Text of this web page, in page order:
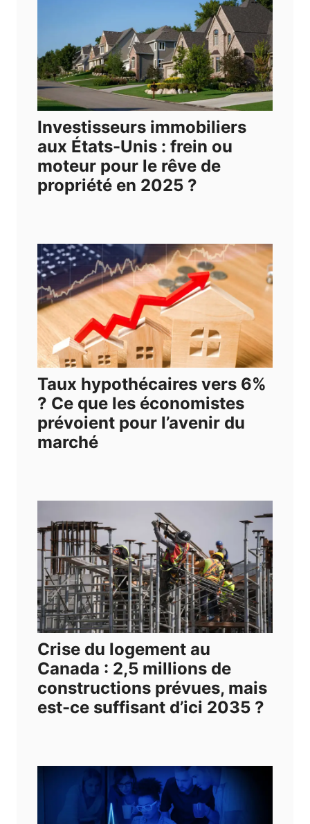
Investisseurs immobiliers
aux États-Unis : frein ou
moteur pour le rêve de
propriété en 2025 ?
Taux hypothécaires vers 6%
? Ce que les économistes
prévoient pour l’avenir du
marché
Crise du logement au
Canada : 2,5 millions de
constructions prévues, mais
est-ce suffisant d’ici 2035 ?